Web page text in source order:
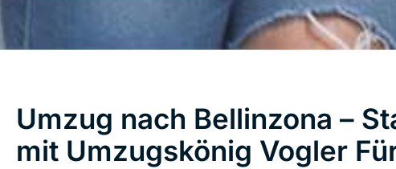
Umzug nach Bellinzona –
mit Umzugskönig Vogler